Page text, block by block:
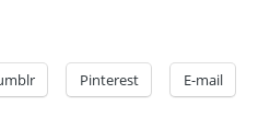
Pinterest E-mail